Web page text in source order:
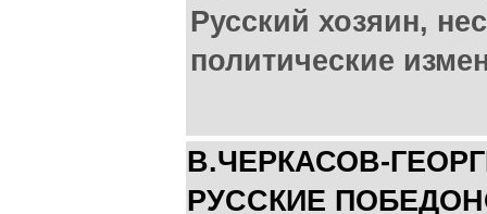
Русский хозяин,
политические
В.ЧЕРКАСОВ-
РУССКИЕ